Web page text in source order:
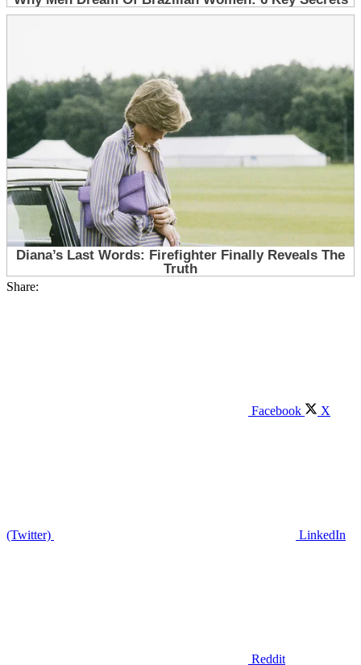
Share:
Facebook X
(Twitter) LinkedIn
Reddit